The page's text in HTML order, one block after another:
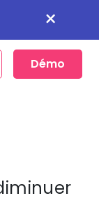
×
Démo